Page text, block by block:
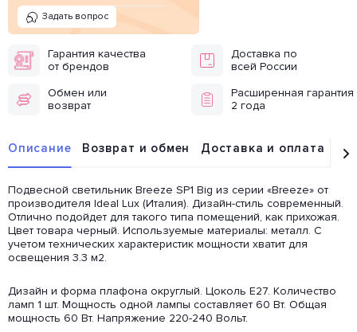
Задать вопрос
Гарантия качества
от брендов
Доставка по
всей России
Обмен или
возврат
Расширенная гарантия
2 года
Описание Возврат и обмен Доставка и оплата
Подвесной светильник Breeze SP1 Big из серии «Breeze» от
производителя Ideal Lux (Италия). Дизайн-стиль современный.
Отлично подойдет для такого типа помещений, как прихожая.
Цвет товара черный. Используемые материалы: металл. С
учетом технических характеристик мощности хватит для
освещения 3.3 м2.
Дизайн и форма плафона округлый. Цоколь E27. Количество
ламп 1 шт. Мощность одной лампы составляет 60 Вт. Общая
мощность 60 Вт. Напряжение 220-240 Вольт.